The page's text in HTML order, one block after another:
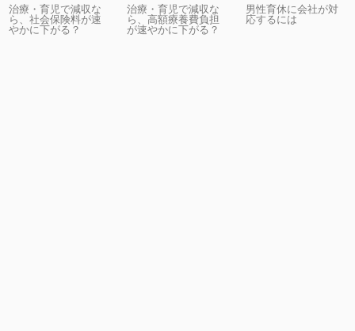
治療・育児で減収な
ら、社会保険料が速
やかに下がる？
治療・育児で減収な
ら、高額療養費負担
が速やかに下がる？
男性育休に会社が対
応するには